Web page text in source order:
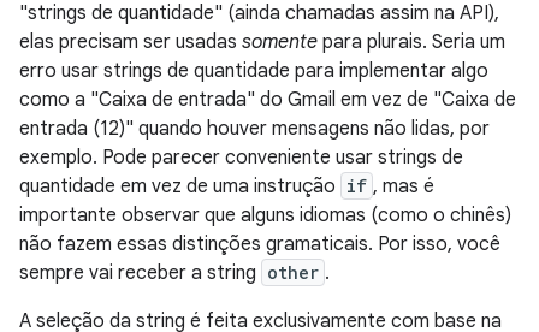
"strings de quantidade" (ainda chamadas assim na API),
elas precisam ser usadas somente para plurais. Seria um
erro usar strings de quantidade para implementar algo
como a "Caixa de entrada" do Gmail em vez de "Caixa de
entrada (12)" quando houver mensagens não lidas, por
exemplo. Pode parecer conveniente usar strings de
quantidade em vez de uma instrução if , mas é
importante observar que alguns idiomas (como o chinês)
não fazem essas distinções gramaticais. Por isso, você
sempre vai receber a string other .
A seleção da string é feita exclusivamente com base na